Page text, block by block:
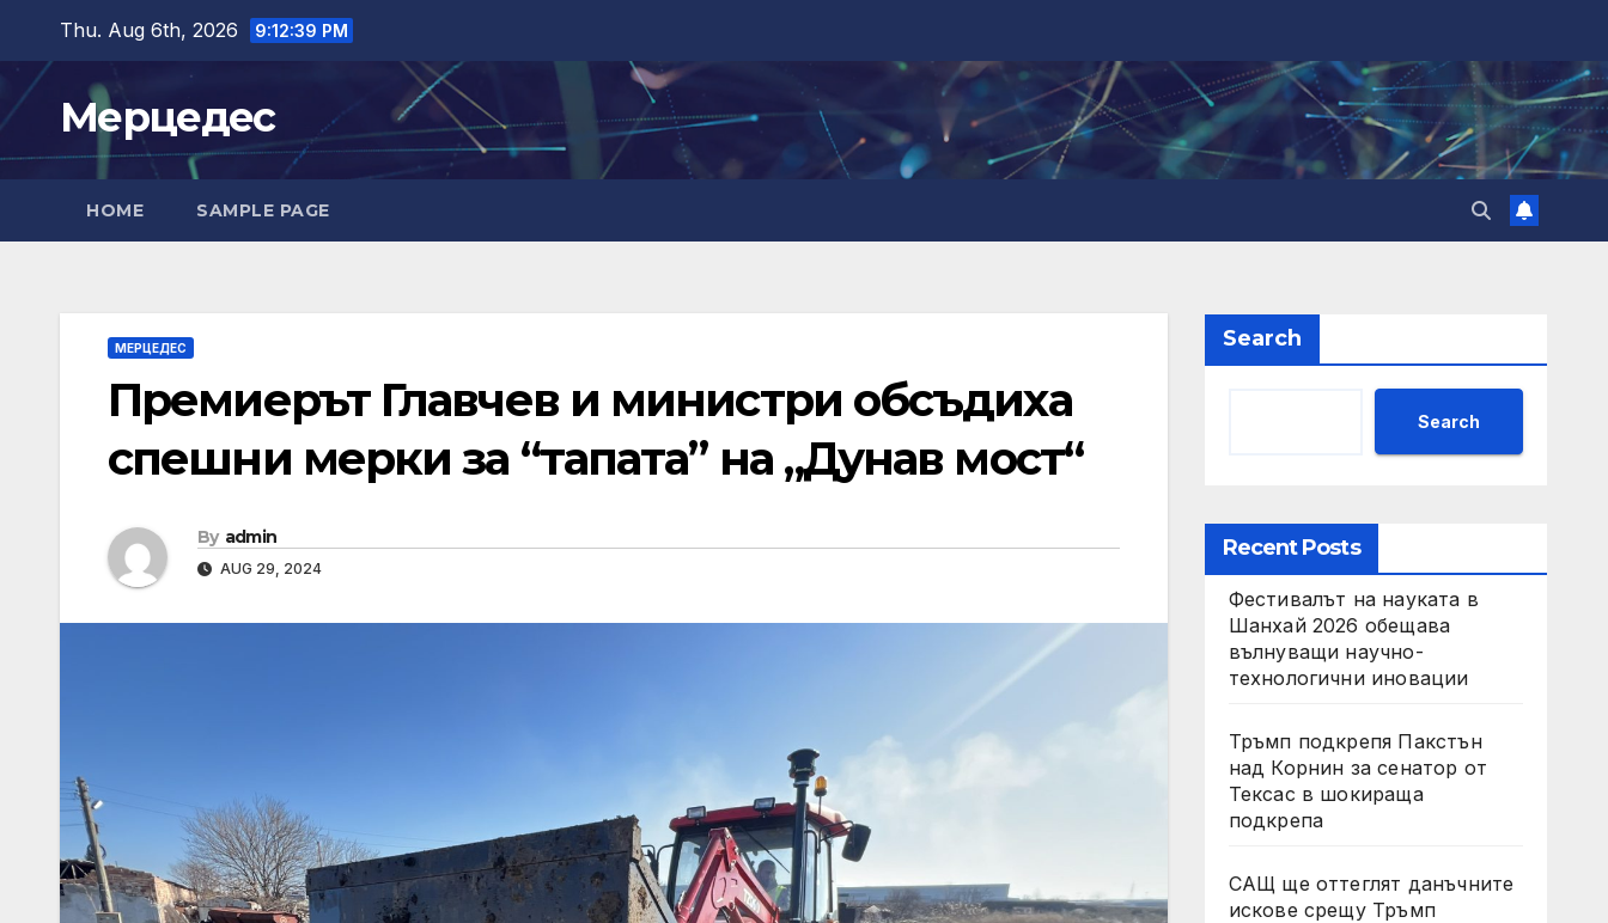
content
Thu. Aug 6th, 2026 9:12:40 PM
Мерцедес
HOME SAMPLE PAGE
МЕРЦЕДЕС
Премиерът Главчев и министри обсъдиха
спешни мерки за “тапата” на „Дунав мост“
By admin
AUG 29, 2024
Search
Search
Recent Posts
Фестивалът на науката в
Шанхай 2026 обещава
вълнуващи научно-
технологични иновации
Тръмп подкрепя Пакстън
над Корнин за сенатор от
Тексас в шокираща
подкрепа
САЩ ще оттеглят данъчните
искове срещу Тръмп